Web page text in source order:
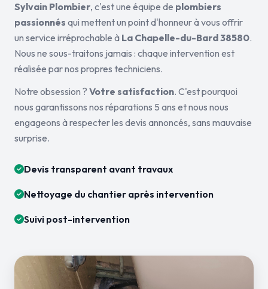
Sylvain Plombier, c'est une équipe de plombiers
passionnés qui mettent un point d'honneur à vous offrir
un service irréprochable à La Chapelle-du-Bard 38580.
Nous ne sous-traitons jamais : chaque intervention est
réalisée par nos propres techniciens.
Notre obsession ? Votre satisfaction. C'est pourquoi
nous garantissons nos réparations 5 ans et nous nous
engageons à respecter les devis annoncés, sans mauvaise
surprise.
Devis transparent avant travaux
Nettoyage du chantier après intervention
Suivi post-intervention